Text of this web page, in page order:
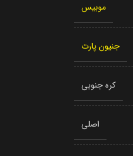
موبیس
جنیون پارت
کره جنوبی
اصلی